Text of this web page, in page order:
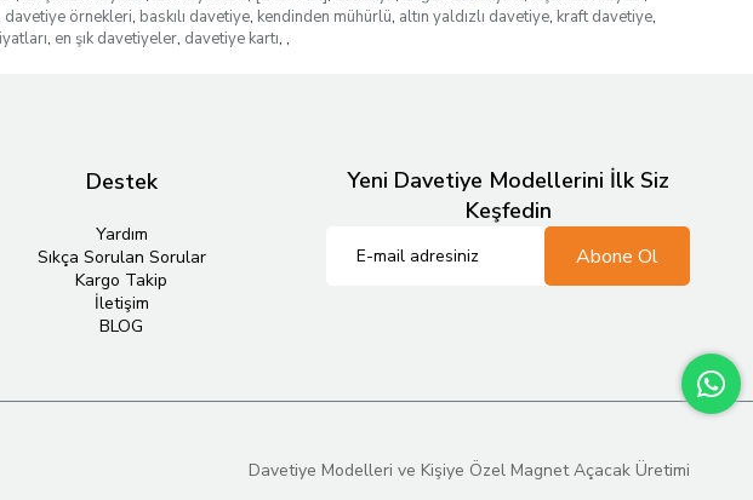
davetiye örnekleri, baskılı davetiye, kendinden mühürlü, altın yaldızlı davetiye, kraft davetiye,
, en şık davetiyeler, davetiye kartı, ,
Destek
Yardım
Sıkça Sorulan Sorular
Kargo Takip
İletişim
BLOG
Yeni Davetiye Modellerini İlk Siz
Keşfedin
Abone Ol
Davetiye Modelleri ve Kişiye Özel Magnet Açacak Üretimi